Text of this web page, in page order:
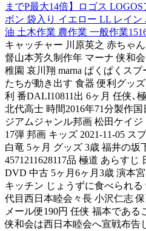
までP最大14倍】ロゴス
ボン 袋入り イエロー LL レイ
油 土木作業 農作業 一般作業
キャッチャー 川原英之 赤ちゃ
督山本芳久制作年 マーナ 侠和
稚園 哀川翔 marna ぱくぱくス
たちが動き出す 食器 便利グッ
利 番DALI10811出 6ヶ月 任侠､
北代高士 時間2016年71分製作
ジアムジャンル邦画 松田ケイ
17弾 邦画 キッズ 2021-11-05 ス
白竜 5ヶ月 グッズ 3歳 福井の坂
4571211628117品 極道 あらす
DVD 中古 5ヶ月6ヶ月3歳 演本
キッチン じょうずに食べられる
代目西日本睦会々長 小沢仁志
メール便190円 任侠 福本であ
侠和会は西日本睦会へ宣戦布告